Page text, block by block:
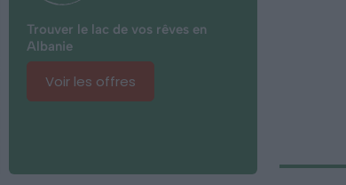
Trouver le lac de vos rêves en
Albanie
Voir les offres